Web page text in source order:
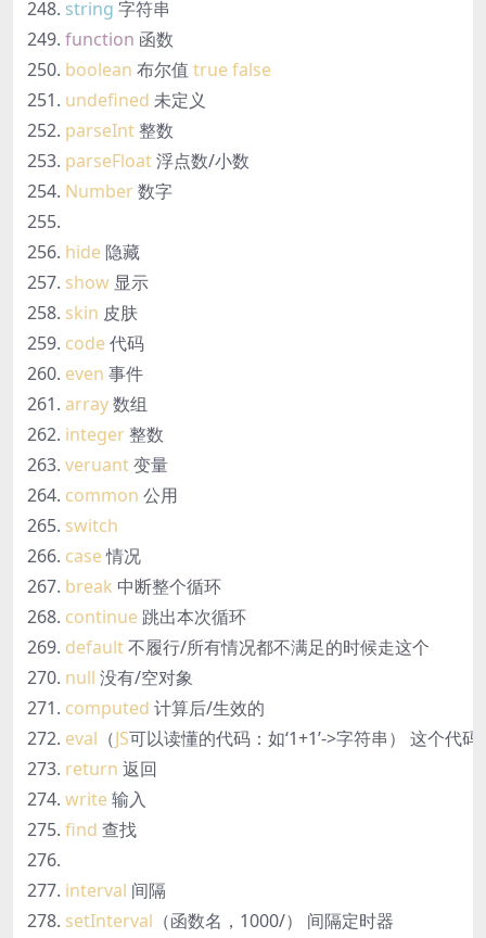
string 字符串
function 函数
boolean 布尔值 true false
undefined 未定义
parseInt整数
parseFloat浮点数/小数
Number数字
hide 隐藏
show 显示
skin 皮肤
code 代码
even 事件
array数组
integer整数
veruant变量
common 公用
switch
case情况
break 中断整个循环
continue 跳出本次循环
default不履行/所有情况都不满足的时候走这个
null 没有/空对象
computed 计算后/生效的
eval （JS可以读懂的代码：如‘1+1’->字符串） 这个代
return 返回
write 输入
find 查找
interval 间隔
setInterval （函数名，1000/） 间隔定时器